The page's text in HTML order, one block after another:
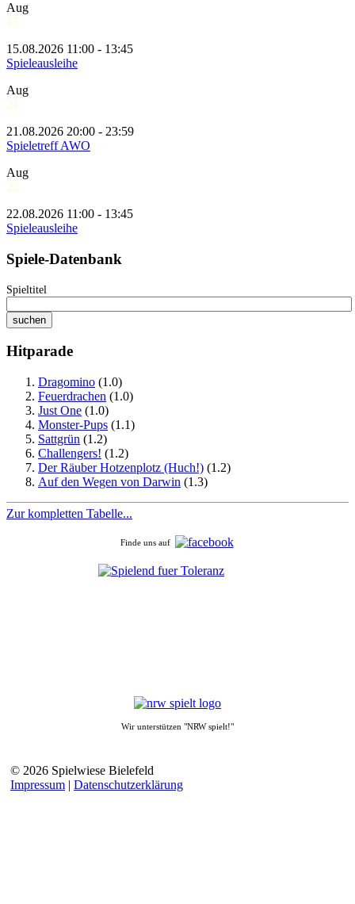
Aug
15
15.08.2026 11:00 - 13:45
Spieleausleihe
Aug
21
21.08.2026 20:00 - 23:59
Spieletreff AWO
Aug
22
22.08.2026 11:00 - 13:45
Spieleausleihe
Spiele-Datenbank
Spieltitel
Hitparade
Dragomino (1.0)
Feuerdrachen (1.0)
Just One (1.0)
Monster-Pups (1.1)
Sattgrün (1.2)
Challengers! (1.2)
Der Räuber Hotzenplotz (Huch!) (1.2)
Auf den Wegen von Darwin (1.3)
Zur kompletten Tabelle...
Finde uns auf
Wir unterstützen "NRW spielt!"
© 2026 Spielwiese Bielefeld
Impressum | Datenschutzerklärung